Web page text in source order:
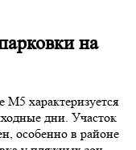
на
характеризуется
дни. Участок
особенно в районе